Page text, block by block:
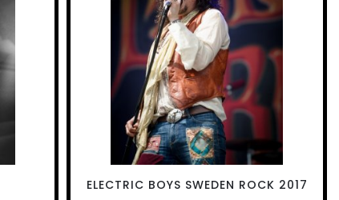
ELECTRIC BOYS SWEDEN ROCK 2017